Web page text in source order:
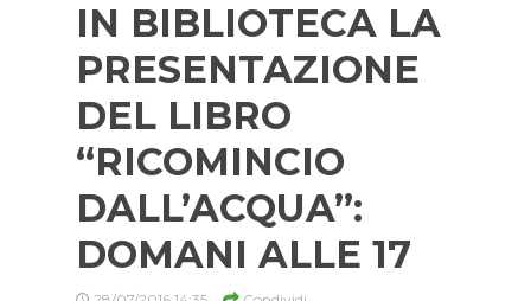
IN BIBLIOTECA LA
PRESENTAZIONE
DEL LIBRO
“RICOMINCIO
DALL’ACQUA”:
DOMANI ALLE 17